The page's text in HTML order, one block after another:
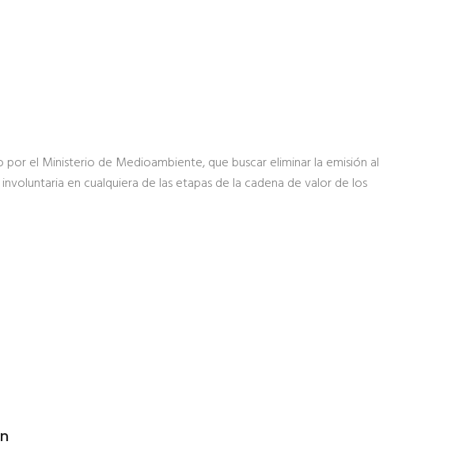
el Ministerio de Medioambiente, que buscar eliminar la emisión al
en cualquiera de las etapas de la cadena de valor de los